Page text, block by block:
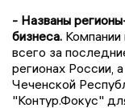
- Названы
бизнеса. Компании
всего за
регионах России,
Чеченской
"Контур.Фокус"